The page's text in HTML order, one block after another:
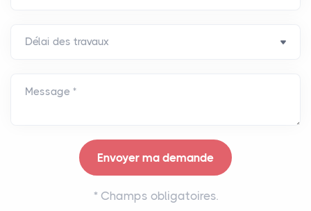
Message *
*Champs obligatoires.